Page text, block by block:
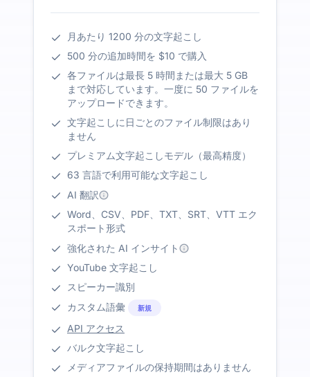
月あたり 1200 分の文字起こし
500 分の追加時間を $10 で購入
各ファイルは最長 5 時間または最大 5 GB
まで対応しています。一度に 50 ファイルを
アップロードできます。
文字起こしに日ごとのファイル制限はあり
ません
プレミアム文字起こしモデル（最高精度）
63 言語で利用可能な文字起こし
AI 翻訳
Word、CSV、PDF、TXT、SRT、VTT エク
スポート形式
強化された AI インサイト
YouTube 文字起こし
スピーカー識別
カスタム語彙
新規
API アクセス
バルク文字起こし
メディアファイルの保持期間はありません